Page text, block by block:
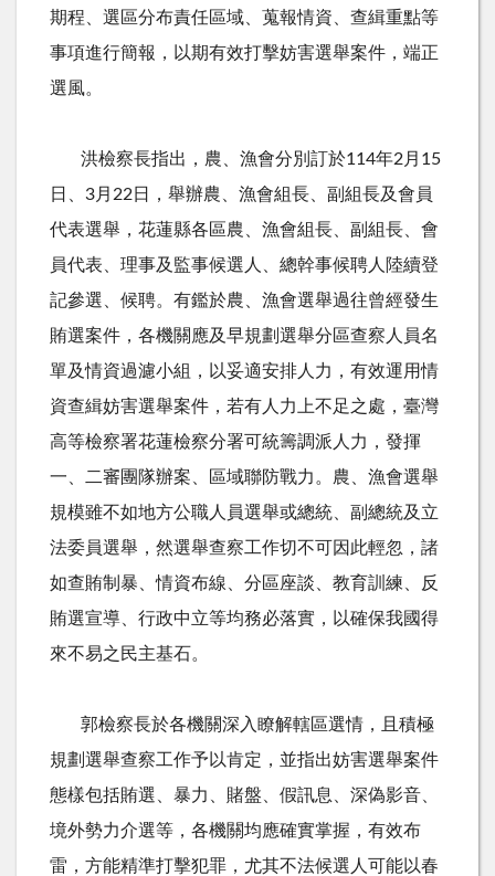
期程、選區分布責任區域、蒐報情資、查緝重點等
事項進行簡報，以期有效打擊妨害選舉案件，端正
選風。
洪檢察長指出，農、漁會分別訂於114年2月15
日、3月22日，舉辦農、漁會組長、副組長及會員
代表選舉，花蓮縣各區農、漁會組長、副組長、會
員代表、理事及監事候選人、總幹事候聘人陸續登
記參選、候聘。有鑑於農、漁會選舉過往曾經發生
賄選案件，各機關應及早規劃選舉分區查察人員名
單及情資過濾小組，以妥適安排人力，有效運用情
資查緝妨害選舉案件，若有人力上不足之處，臺灣
高等檢察署花蓮檢察分署可統籌調派人力，發揮
一、二審團隊辦案、區域聯防戰力。農、漁會選舉
規模雖不如地方公職人員選舉或總統、副總統及立
法委員選舉，然選舉查察工作切不可因此輕忽，諸
如查賄制暴、情資布線、分區座談、教育訓練、反
賄選宣導、行政中立等均務必落實，以確保我國得
來不易之民主基石。
郭檢察長於各機關深入瞭解轄區選情，且積極
規劃選舉查察工作予以肯定，並指出妨害選舉案件
態樣包括賄選、暴力、賭盤、假訊息、深偽影音、
境外勢力介選等，各機關均應確實掌握，有效布
雷，方能精準打擊犯罪，尤其不法候選人可能以春